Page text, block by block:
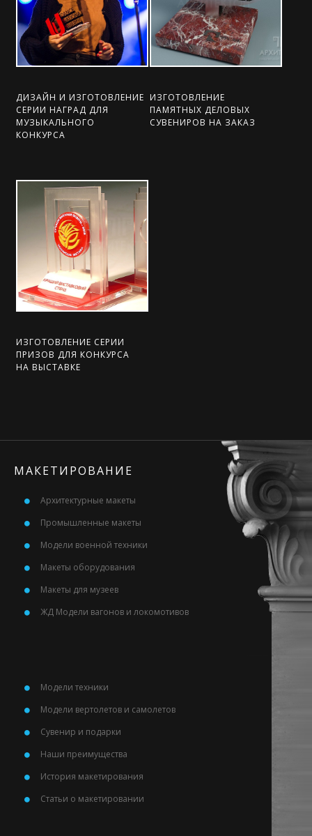
ДИЗАЙН И ИЗГОТОВЛЕНИЕ
СЕРИИ НАГРАД ДЛЯ
МУЗЫКАЛЬНОГО
КОНКУРСА
ИЗГОТОВЛЕНИЕ
ПАМЯТНЫХ ДЕЛОВЫХ
СУВЕНИРОВ НА ЗАКАЗ
ИЗГОТОВЛЕНИЕ СЕРИИ
ПРИЗОВ ДЛЯ КОНКУРСА
НА ВЫСТАВКЕ
МАКЕТИРОВАНИЕ
Архитектурные макеты
Промышленные макеты
Модели военной техники
Макеты оборудования
Макеты для музеев
ЖД Модели вагонов и локомотивов
Модели техники
Модели вертолетов и самолетов
Сувенир и подарки
Наши преимущества
История макетирования
Статьи о макетировании